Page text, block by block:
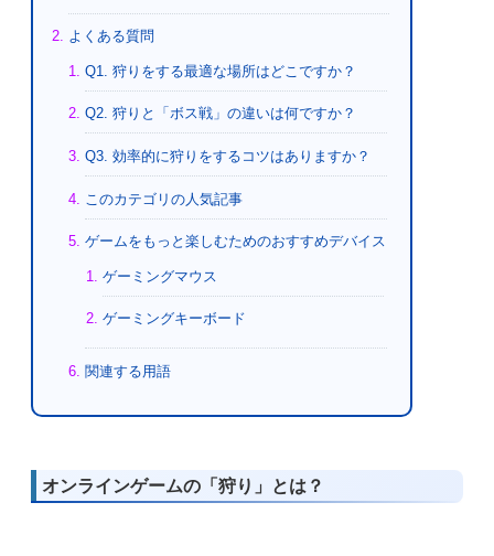
よくある質問
Q1. 狩りをする最適な場所はどこですか？
Q2. 狩りと「ボス戦」の違いは何ですか？
Q3. 効率的に狩りをするコツはありますか？
このカテゴリの人気記事
ゲームをもっと楽しむためのおすすめデバイス
ゲーミングマウス
ゲーミングキーボード
関連する用語
オンラインゲームの「狩り」とは？